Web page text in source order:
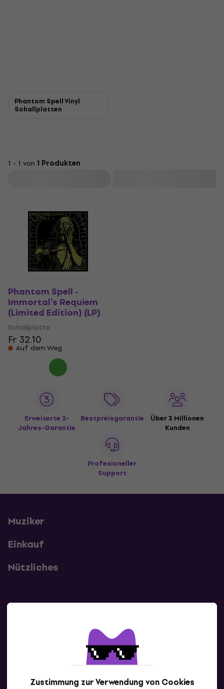
Zustimmung zur Verwendung von Cookies
Phantom Spell Vinyl
Schallplatten
1 - 1 von 1 Produkten
Phantom Spell -
Immortal's Requiem
(Limited Edition) (LP)
Schallplatte
Fr 32.10
Auf dem Weg
Erweiterte 3-
Jahres-Garantie
Bestpreisgarantie
Über 3 Millionen
Kunden
Profesioneller
Support
Muziker
Einkauf
Nützliches
Kontaktiere uns